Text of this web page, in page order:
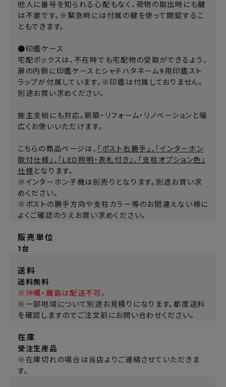
他人に番号を知られる心配もなく、荷物の取出時にも鍵
は不要です。※緊急時には付属の鍵を使って開錠するこ
ともできます。
●印鑑ケース
宅配ボックスは、不在時でも宅配物の受取ができるよう、
扉の内側に印鑑ケースとシャチハタネーム9用印鑑スト
ラップが付属しています。※印鑑は付属しておりません。
別途お買い求めください。
施主支給にも対応。新築・リフォーム・リノベーションと幅
広くお使いいただけます。
こちらの商品ページは、 「ポスト右勝手」、「インターホン
取付仕様」、「LED照明・表札付き」、「支柱オプション色」
仕様 となります。
※インターホン子機は別売りとなります。別途お買い求
めください。
※ポストの勝手方向や支柱カラー等のお間違えない様に
よくご確認のうえお買い求めください。
販売単位
1台
送料
送料無料
※沖縄・離島は配送不可。
※一部地域について別途お見積りになります。都度送料
を確認しますのでご注文前にお問い合わせください。
在庫
受注生産品
※在庫切れの場合は当店よりご連絡させていただきま
す。